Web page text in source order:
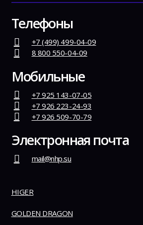
Телефоны
+7 (499) 499-04-09
8 800 550-04-09
Мобильные
+7 925 143-07-05
+7 926 223-24-93
+7 926 509-70-79
Электронная почта
mail@nhp.su
HIGER
GOLDEN DRAGON